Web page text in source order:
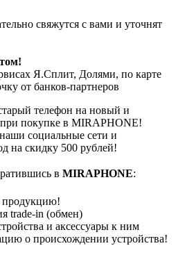
свяжутся с вами и уточнят
Я.Сплит, Долями, по карте
от банков-партнеров
телефон на новый и
покупке в MIRAPHONE!
социальные сети и
на скидку 500 рублей!
в MIRAPHONE:
продукцию!
trade-in (обмен)
и аксессуары к ним
о происхождении устройства!